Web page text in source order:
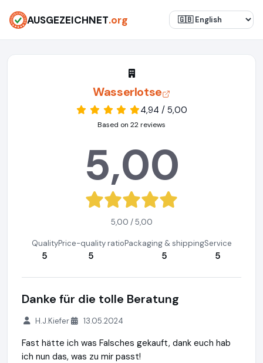
AUSGEZEICHNET.org
Wasserlotse
4,94 / 5,00
Based on 22 reviews
5,00
5,00 / 5,00
Quality
5
Price-quality ratio
5
Packaging & shipping
5
Service
5
Danke für die tolle Beratung
H.J.Kiefer 13.05.2024
Fast hätte ich was Falsches gekauft, dank euch hab
ich nun das, was zu mir passt!